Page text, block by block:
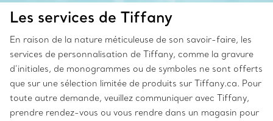
Les services de Tiffany
En raison de la nature méticuleuse de son savoir-faire, les
services de personnalisation de Tiffany, comme la gravure
d’initiales, de monogrammes ou de symboles ne sont offerts
que sur une sélection limitée de produits sur Tiffany.ca. Pour
toute autre demande, veuillez communiquer avec Tiffany,
prendre rendez-vous ou vous rendre dans un magasin pour